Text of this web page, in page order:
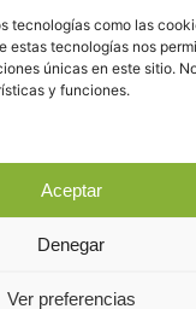
tecnologías como las
tecnologías nos
únicas en este sitio.
y funciones.
Aceptar
Denegar
Ver preferencias